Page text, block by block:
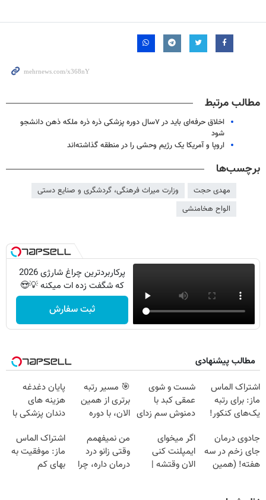
مطالب مرتبط
اخلاق حرفه‌ای باید در ۷سال دوره پزشکی ذره ذره ملکه ذهن دانشجو
شود
اروپا و آمریکا یک رژیم وحشی را در منطقه گذاشته‌اند
برچسب‌ها
مهدی حجت
وزارت میراث فرهنگی، گردشگری و صنایع دستی
الواح هخامنشی
پرکاربردترین چراغ شارژی 2026
که شگفت زده ات میکنه 💡😍
ثبت سفارش
مطالب پیشنهادی
اشتراک الماس
ماز: برای رتبه
یک‌های کنکور!
شست و شوی
عمقی کبد با
دمنوش سم زدای
🎯 مسیر رتبه
برتری از همین
الان، با دوره
میشه!
پایان دغدغه
هزینه های
دندان پزشکی با
خانگی
جادوی درمان
جای زخم در سه
هفته! (همین
اگر میخوای
ایمپلنت کنی
الان وقتشه |
من نمیفهمم
وقتی زانو درد
درمان داره، چرا
اشتراک الماس
ماز: موفقیت به
بهای کم